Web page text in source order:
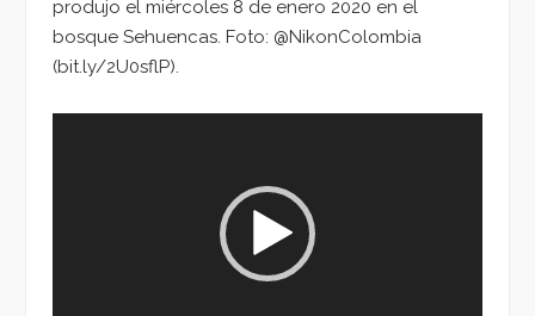
produjo el miércoles 8 de enero 2020 en el
bosque Sehuencas. Foto: @NikonColombia
(bit.ly/2U0sflP).